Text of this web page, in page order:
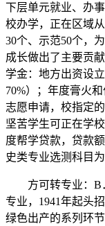
下层单元就业、办
校办学，正在区域
30个、示范50个，
成长做出了主要贡
学金：地方出资设
70%）；年度膏火
志愿申请，校指定
坚苦学生可正在学
度帮学贷款，贷款
史类专业选测科目
方可转专业：B
专业，1941年起头
绿色出产的系列环